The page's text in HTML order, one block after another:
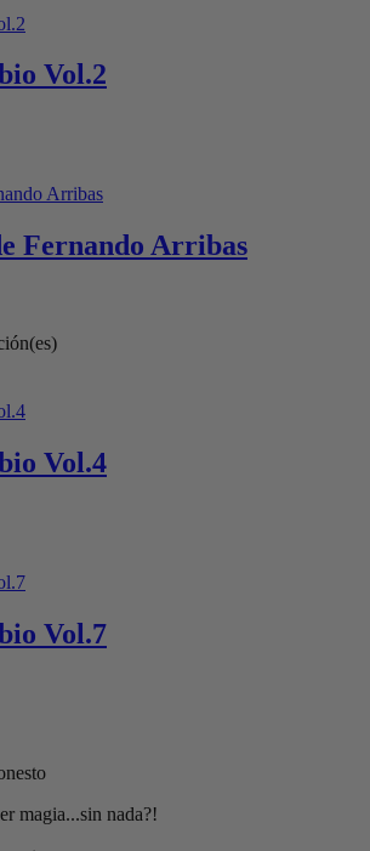
Vol.2
Fernando Arribas
Vol.4
Vol.7
magia...sin nada?!